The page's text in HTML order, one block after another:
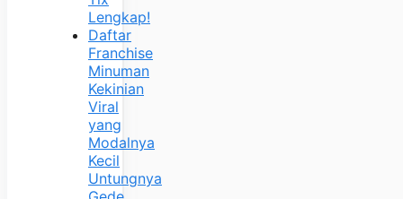
Lengkap!
Daftar
Franchise
Minuman
Kekinian
Viral
yang
Modalnya
Kecil
Untungnya